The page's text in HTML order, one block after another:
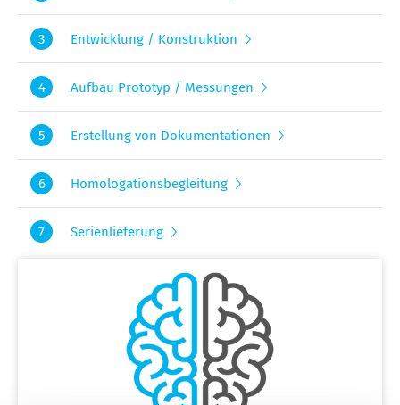
3 Entwicklung / Konstruktion
4 Aufbau Prototyp / Messungen
5 Erstellung von Dokumentationen
6 Homologationsbegleitung
7 Serienlieferung